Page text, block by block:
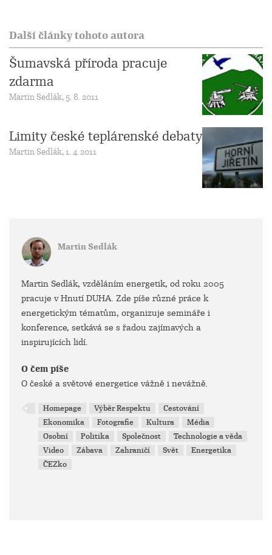
Další články tohoto autora
Šumavská příroda pracuje
zdarma
Martin Sedlák, 5. 8. 2011
Limity české teplárenské debaty
Martin Sedlák, 1. 4. 2011
Martin Sedlák
Martin Sedlák, vzděláním energetik, od roku 2005
pracuje v Hnutí DUHA. Zde píše různé práce k
energetickým tématům, organizuje semináře i
konference, setkává se s řadou zajímavých a
inspirujících lidí.
O čem píše
O české a světové energetice vážně i nevážně.
Homepage Výběr Respektu
Cestování
Ekonomika
Fotografie Kultura
Média
Osobní
Politika Společnost
Technologie a věda
Video
Zábava Zahraničí Svět
Energetika
ČEZko